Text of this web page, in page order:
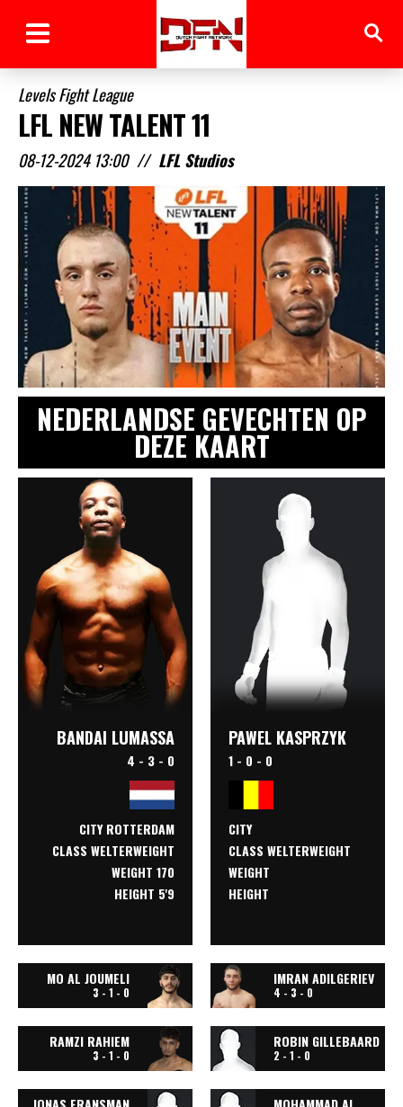
Levels Fight League
LFL NEW TALENT 11
08-12-2024 13:00 // LFL Studios
NEDERLANDSE GEVECHTEN OP
DEZE KAART
BANDAI LUMASSA
4 - 3 - 0
CITY ROTTERDAM
CLASS WELTERWEIGHT
WEIGHT 170
HEIGHT 5'9
PAWEL KASPRZYK
1 - 0 - 0
CITY
CLASS WELTERWEIGHT
WEIGHT
HEIGHT
MO AL JOUMELI
3 - 1 - 0
IMRAN ADILGERIEV
4 - 3 - 0
RAMZI RAHIEM
3 - 1 - 0
ROBIN GILLEBAARD
2 - 1 - 0